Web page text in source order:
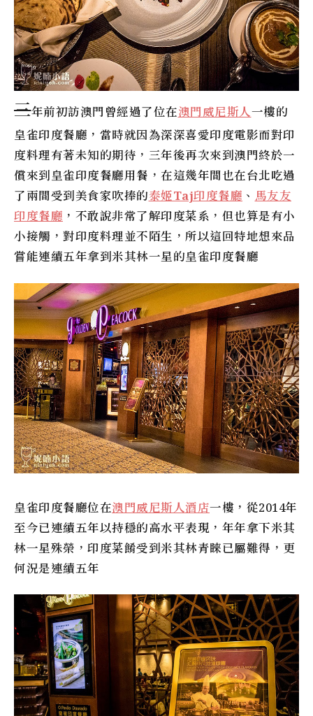
三年前初訪澳門曾經過了位在澳門威尼斯人一樓的
皇雀印度餐廳 ，當時就因為深深喜愛印度電影而對印
度料理有著未知的期待，三年後再次來到澳門終於一
償來到皇雀印度餐廳用餐，在這幾年間也在台北吃過
了兩間受到美食家吹捧的泰姬Taj印度餐廳 、 馬友友
印度餐廳 ，不敢說非常了解印度菜系，但也算是有小
小接觸，對印度料理並不陌生，所以這回特地想來品
嘗能連續五年拿到米其林一星的皇雀印度餐廳
皇雀印度餐廳位在澳門威尼斯人酒店一樓，從2014年
至今已連續五年以持穩的高水平表現，年年拿下米其
林一星殊榮，印度菜餚受到米其林青睞已屬難得，更
何況是連續五年